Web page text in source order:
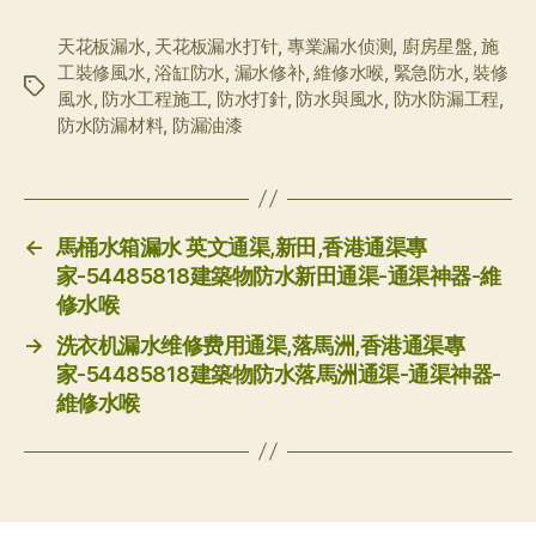
标
天花板漏水, 天花板漏水打针, 專業漏水侦测, 廚房星盤,施
工裝修風水,浴缸防水, 漏水修补,維修水喉, 緊急防水,裝修
風水, 防水工程施工, 防水打針, 防水與風水, 防水防漏工程,
防水防漏材料, 防漏油漆
← 馬桶水箱漏水 英文通渠,新田,香港通渠專
家-54485818建築物防水新田通渠-通渠神器-維
修水喉
→ 洗衣机漏水维修费用通渠,落馬洲,香港通渠專
家-54485818建築物防水落馬洲通渠-通渠神器-
維修水喉